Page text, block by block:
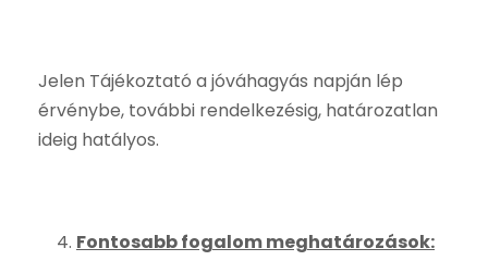
Jelen Tájékoztató a jóváhagyás napján lép
érvénybe, további rendelkezésig, határozatlan
ideig hatályos.
Fontosabb fogalom meghatározások: